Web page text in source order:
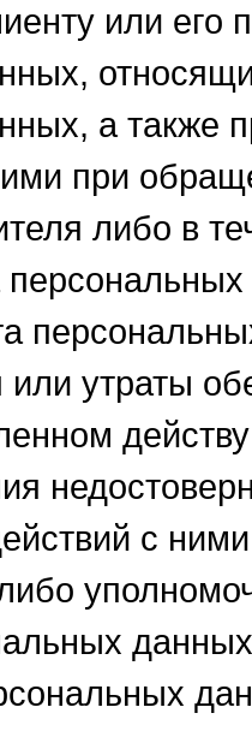
или
а также
при
либо в
или утраты
с